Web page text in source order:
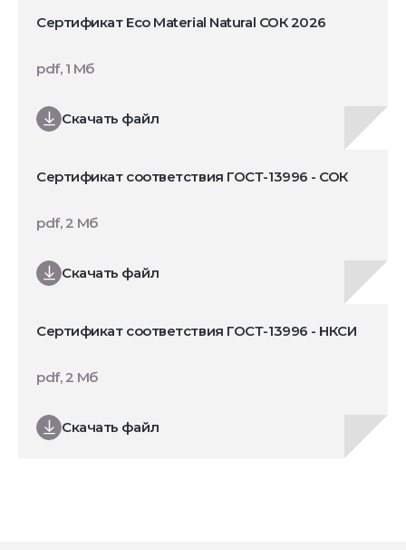
Сертификат Eco Material Natural СОК 2026
Скачать файл
pdf, 1 Мб
Сертификат соответствия ГОСТ-13996 - СОК
Скачать файл
pdf, 2 Мб
Сертификат соответствия ГОСТ-13996 - НКСИ
Скачать файл
pdf, 2 Мб